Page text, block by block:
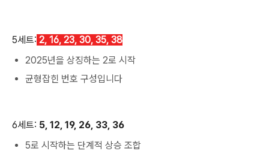
5세트: 2, 16, 23, 30, 35, 38
2025년을 상징하는 2로 시작
균형잡힌 번호 구성입니다
6세트: 5, 12, 19, 26, 33, 36
5로 시작하는 단계적 상승 조합